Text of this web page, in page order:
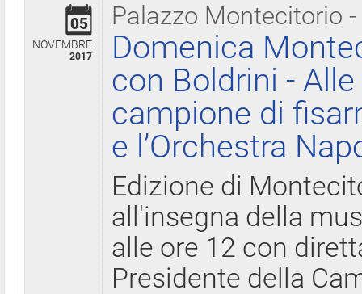
Palazzo Montecitorio
05
NOVEMBRE
2017
Domenica
con Boldrini -
campione di
e l’Orchestra
Edizione di
all'insegna della
alle ore 12 con
Presidente della